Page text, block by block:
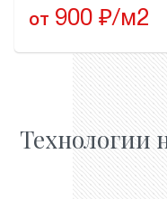
от 900 ₽/м2
Технологии